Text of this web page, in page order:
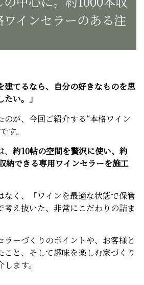
インセラーのある注
建てるなら、自分の好きなものを思
い。」
のが、今回ご紹介する“本格ワイン
す。
約10帖の空間を贅沢に使い、約
納できる専用ワインセラーを施工
なく、「ワインを最適な状態で保管
考え抜いた、非常にこだわりの詰ま
ラーづくりのポイントや、お客様と
こと、そして趣味を楽しむ家づくり
ます。